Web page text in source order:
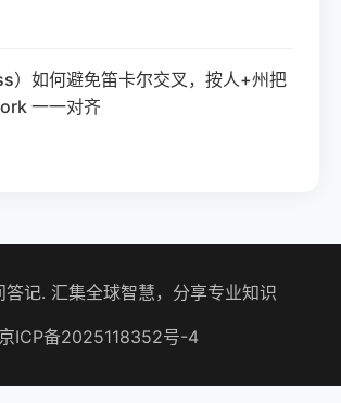
）如何避免笛卡尔交叉，按人+州把
一一对齐
记. 汇集全球智慧，分享专业知识
京ICP备2025118352号-4